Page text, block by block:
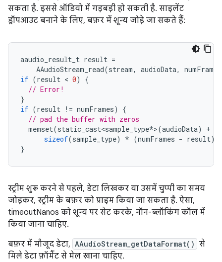
सकता है. इससे ऑडियो में गड़बड़ी हो सकती है. साइलेंट
ड्रॉपआउट बनाने के लिए, बफ़र में शून्य जोड़े जा सकते हैं:
aaudio_result_t result =
AAudioStream_read(stream, audioData, numFrames
if (result < 0)
{
// Error!
}
if (result != numFrames)
{
// pad the buffer with zeros
memset(static_cast<sample_type*>(audioData) +
sizeof(sample_type) * (numFrames - result)
}
स्ट्रीम शुरू करने से पहले, डेटा लिखकर या उसमें चुप्पी का समय
जोड़कर, स्ट्रीम के बफ़र को प्राइम किया जा सकता है. ऐसा,
timeoutNanos को शून्य पर सेट करके, नॉन-ब्लॉकिंग कॉल में
किया जाना चाहिए.
बफ़र में मौजूद डेटा, AAudioStream_getDataFormat() से
मिले डेटा फ़ॉर्मैट से मेल खाना चाहिए.